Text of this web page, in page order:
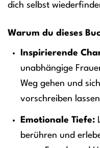
dich selbst
Warum du dieses
Inspirierende
unabhängige
Weg gehen und
vorschreiben
Emotionale Tiefe:
berühren und